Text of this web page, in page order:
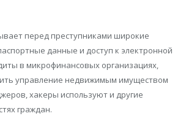
перед преступниками широкие
данные и доступ к электронной
в микрофинансовых организациях,
управление недвижимым имуществом
хакеры используют и другие
граждан.